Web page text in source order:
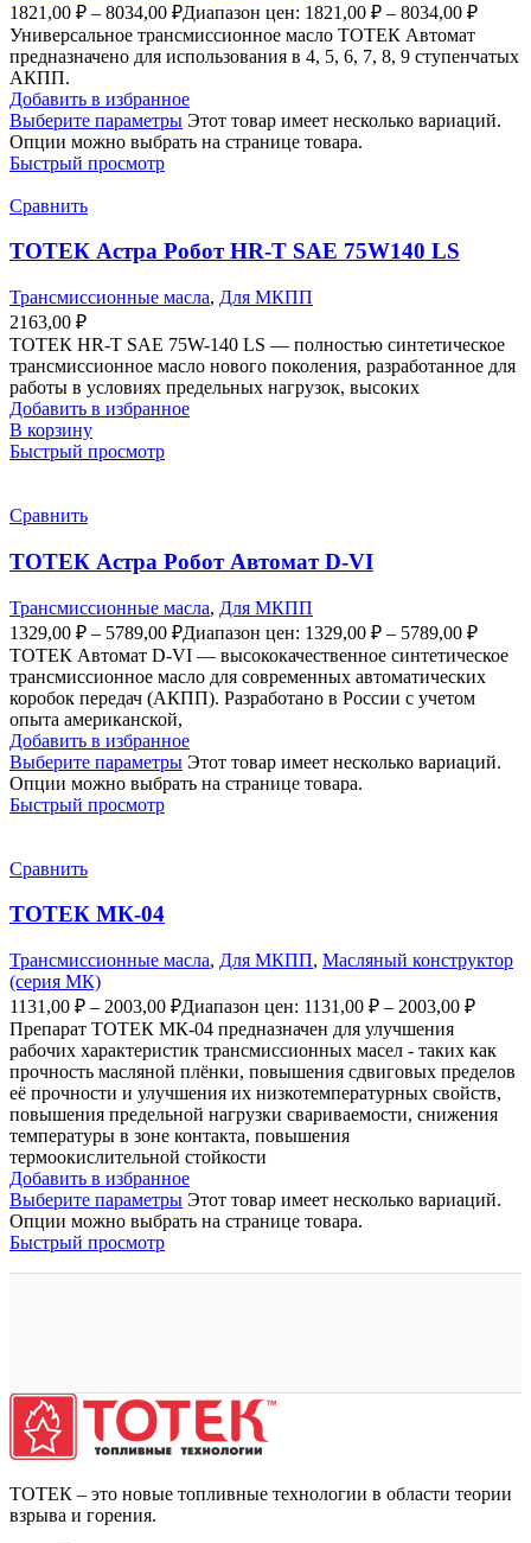
1821,00 ₽ – 8034,00 ₽Диапазон цен: 1821,00 ₽ – 8034,00 ₽
Универсальное трансмиссионное масло ТОТЕК Автомат
предназначено для использования в 4, 5, 6, 7, 8, 9 ступенчатых
АКПП.
Добавить в избранное
Выберите параметры Этот товар имеет несколько вариаций.
Опции можно выбрать на странице товара.
Быстрый просмотр
Сравнить
ТОТЕК Астра Робот HR-T SAE 75W140 LS
Трансмиссионные масла, Для МКПП
2163,00 ₽
ТОТЕК HR-T SAE 75W-140 LS — полностью синтетическое
трансмиссионное масло нового поколения, разработанное для
работы в условиях предельных нагрузок, высоких
Добавить в избранное
В корзину
Быстрый просмотр
Сравнить
ТОТЕК Астра Робот Автомат D-VI
Трансмиссионные масла, Для МКПП
1329,00 ₽ – 5789,00 ₽Диапазон цен: 1329,00 ₽ – 5789,00 ₽
ТОТЕК Автомат D-VI — высококачественное синтетическое
трансмиссионное масло для современных автоматических
коробок передач (АКПП). Разработано в России с учетом
опыта американской,
Добавить в избранное
Выберите параметры Этот товар имеет несколько вариаций.
Опции можно выбрать на странице товара.
Быстрый просмотр
Сравнить
ТОТЕК МК-04
Трансмиссионные масла, Для МКПП, Масляный конструктор
(серия МК)
1131,00 ₽ – 2003,00 ₽Диапазон цен: 1131,00 ₽ – 2003,00 ₽
Препарат ТОТЕК МК-04 предназначен для улучшения
рабочих характеристик трансмиссионных масел - таких как
прочность масляной плёнки, повышения сдвиговых пределов
её прочности и улучшения их низкотемпературных свойств,
повышения предельной нагрузки свариваемости, снижения
температуры в зоне контакта, повышения
термоокислительной стойкости
Добавить в избранное
Выберите параметры Этот товар имеет несколько вариаций.
Опции можно выбрать на странице товара.
Быстрый просмотр
ТОТЕК – это новые топливные технологии в области теории
взрыва и горения.